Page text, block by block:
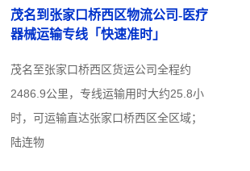
茂名到张家口桥西区物流公司-医疗
器械运输专线「快速准时」
茂名至张家口桥西区货运公司全程约
2486.9公里，专线运输用时大约25.8小
时，可运输直达张家口桥西区全区域；
陆连物